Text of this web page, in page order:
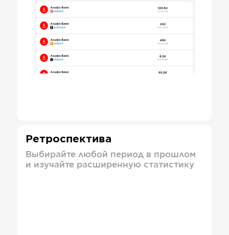
Ретроспектива
Выбирайте любой период в прошлом
и изучайте расширенную статистику